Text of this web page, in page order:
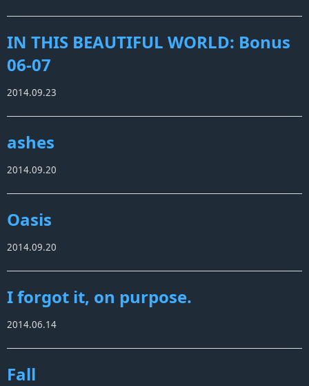
IN THIS BEAUTIFUL WORLD: Bonus
06-07
2014.09.23
ashes
2014.09.20
Oasis
2014.09.20
I forgot it, on purpose.
2014.06.14
Fall